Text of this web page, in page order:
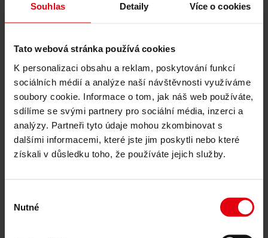
Souhlas Detaily Více o cookies
Tato webová stránka používá cookies
K personalizaci obsahu a reklam, poskytování funkcí
sociálních médií a analýze naší návštěvnosti využíváme
soubory cookie. Informace o tom, jak náš web používáte,
sdílíme se svými partnery pro sociální média, inzerci a
analýzy. Partneři tyto údaje mohou zkombinovat s
dalšími informacemi, které jste jim poskytli nebo které
získali v důsledku toho, že používáte jejich služby.
souhlasu
Nutné
Menü schließen
Čeština
English
Naše služby
Architektura
Architektura a plánování
Generální projektant
Studie proveditelnosti
Projektové řízení a komplexní koordinace staveb